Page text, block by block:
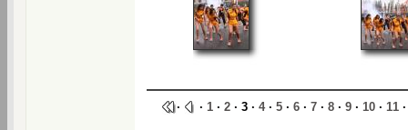
· · 1· 2· 3 · 4· 5· 6· 7· 8· 9· 10· 11